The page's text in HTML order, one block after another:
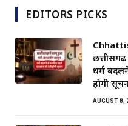
EDITORS PICKS
धर्म
होगी
AUGUST 8,